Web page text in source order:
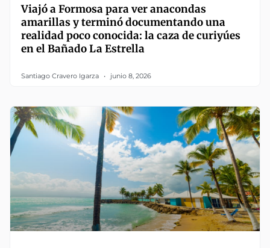
Viajó a Formosa para ver anacondas
amarillas y terminó documentando una
realidad poco conocida: la caza de curiyúes
en el Bañado La Estrella
Santiago Cravero Igarza junio 8, 2026